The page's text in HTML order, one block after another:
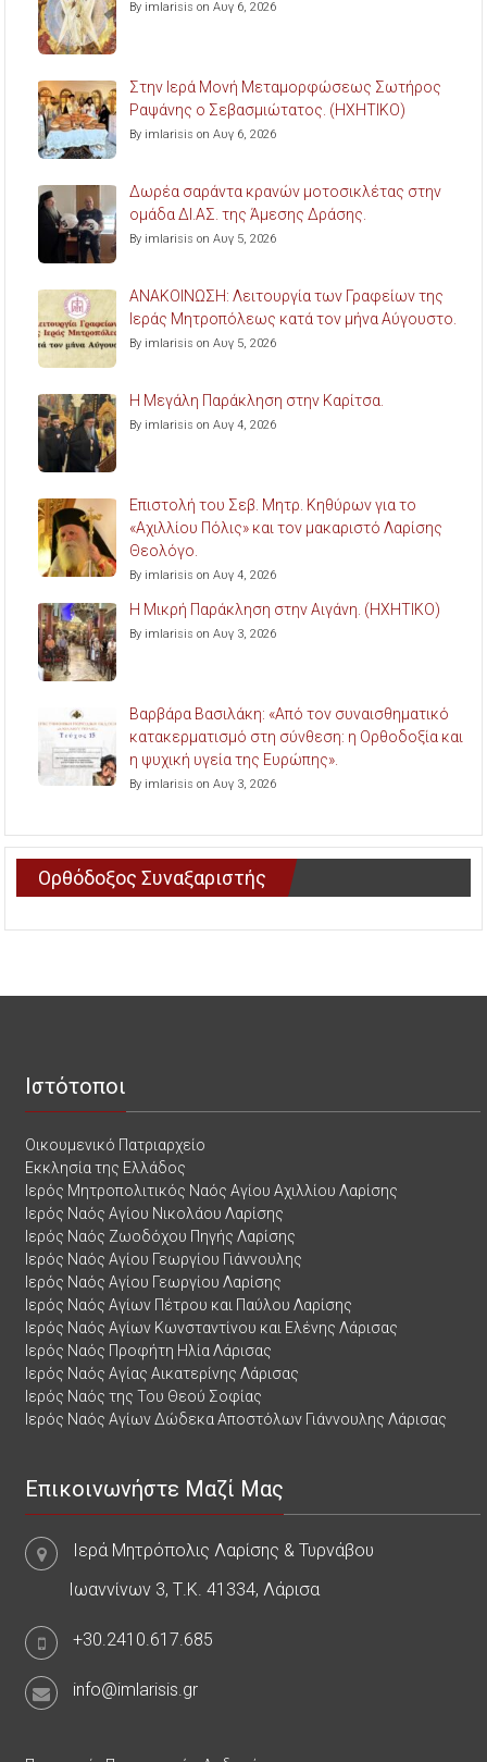
By imlarisis on Αυγ 6, 2026
Στην Ιερά Μονή Μεταμορφώσεως Σωτήρος
Ραψάνης ο Σεβασμιώτατος. (ΗΧΗΤΙΚΟ)
By imlarisis on Αυγ 6, 2026
Δωρέα σαράντα κρανών μοτοσικλέτας στην
ομάδα ΔΙ.ΑΣ. της Άμεσης Δράσης.
By imlarisis on Αυγ 5, 2026
ΑΝΑΚΟΙΝΩΣΗ: Λειτουργία των Γραφείων της
Ιεράς Μητροπόλεως κατά τον μήνα Αύγουστο.
By imlarisis on Αυγ 5, 2026
Η Μεγάλη Παράκληση στην Καρίτσα.
By imlarisis on Αυγ 4, 2026
Επιστολή του Σεβ. Μητρ. Κηθύρων για το
«Αχιλλίου Πόλις» και τον μακαριστό Λαρίσης
Θεολόγο.
By imlarisis on Αυγ 4, 2026
Η Μικρή Παράκληση στην Αιγάνη. (ΗΧΗΤΙΚΟ)
By imlarisis on Αυγ 3, 2026
Βαρβάρα Βασιλάκη: «Από τον συναισθηματικό
κατακερματισμό στη σύνθεση: η Ορθοδοξία και
η ψυχική υγεία της Ευρώπης».
By imlarisis on Αυγ 3, 2026
Ορθόδοξος Συναξαριστής
Ιστότοποι
Οικουμενικό Πατριαρχείο
Εκκλησία της Ελλάδος
Ιερός Μητροπολιτικός Ναός Αγίου Αχιλλίου Λαρίσης
Ιερός Ναός Αγίου Νικολάου Λαρίσης
Ιερός Ναός Ζωοδόχου Πηγής Λαρίσης
Ιερός Ναός Αγίου Γεωργίου Γιάννουλης
Ιερός Ναός Αγίου Γεωργίου Λαρίσης
Ιερός Ναός Αγίων Πέτρου και Παύλου Λαρίσης
Ιερός Ναός Αγίων Κωνσταντίνου και Ελένης Λάρισας
Ιερός Ναός Προφήτη Ηλία Λάρισας
Ιερός Ναός Αγίας Αικατερίνης Λάρισας
Ιερός Ναός της Του Θεού Σοφίας
Ιερός Ναός Αγίων Δώδεκα Αποστόλων Γιάννουλης Λάρισας
Επικοινωνήστε Μαζί Μας
Ιερά Μητρόπολις Λαρίσης & Τυρνάβου
Ιωαννίνων 3, Τ.Κ. 41334, Λάρισα
+30.2410.617.685
info@imlarisis.gr